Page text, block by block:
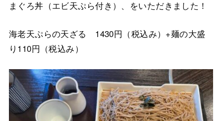
まぐろ丼（エビ天ぷら付き）、をいただきました！
海老天ぷらの天ざる 1430円（税込み）+麺の大盛
り110円（税込み）